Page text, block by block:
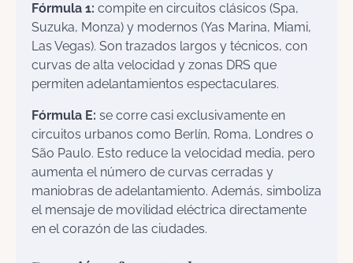
Fórmula 1: compite en circuitos clásicos (Spa,
Suzuka, Monza) y modernos (Yas Marina, Miami,
Las Vegas). Son trazados largos y técnicos, con
curvas de alta velocidad y zonas DRS que
permiten adelantamientos espectaculares.
Fórmula E: se corre casi exclusivamente en
circuitos urbanos como Berlín, Roma, Londres o
São Paulo. Esto reduce la velocidad media, pero
aumenta el número de curvas cerradas y
maniobras de adelantamiento. Además, simboliza
el mensaje de movilidad eléctrica directamente
en el corazón de las ciudades.